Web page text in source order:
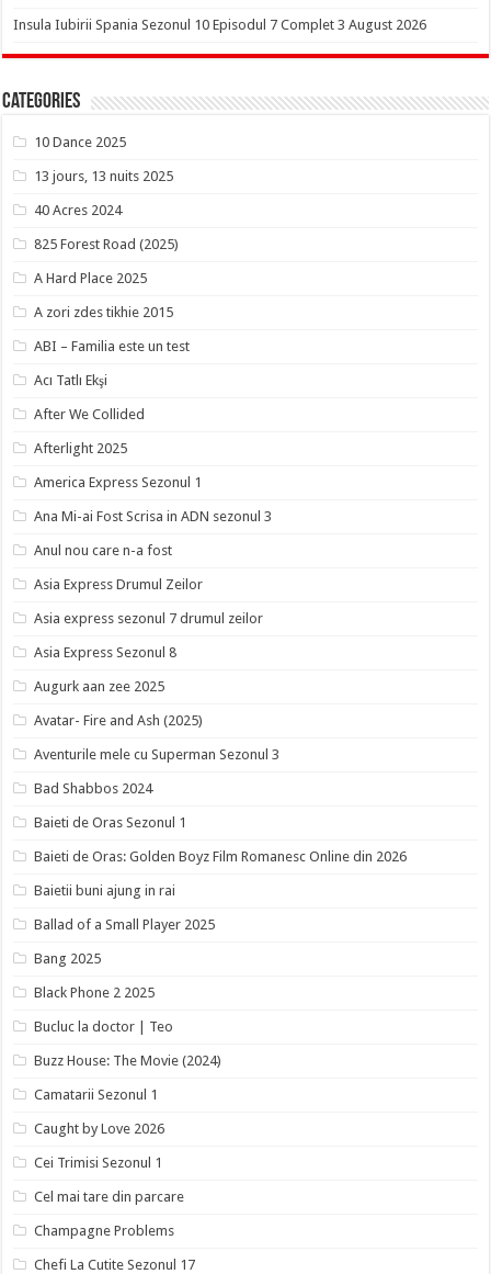
Insula Iubirii Spania Sezonul 10 Episodul 7 Complet 3 August 2026
Categories
10 Dance 2025
13 jours, 13 nuits 2025
40 Acres 2024
825 Forest Road (2025)
A Hard Place 2025
A zori zdes tikhie 2015
ABI – Familia este un test
Acı Tatlı Ekşi
After We Collided
Afterlight 2025
America Express Sezonul 1
Ana Mi-ai Fost Scrisa in ADN sezonul 3
Anul nou care n-a fost
Asia Express Drumul Zeilor
Asia express sezonul 7 drumul zeilor
Asia Express Sezonul 8
Augurk aan zee 2025
Avatar- Fire and Ash (2025)
Aventurile mele cu Superman Sezonul 3
Bad Shabbos 2024
Baieti de Oras Sezonul 1
Baieti de Oras: Golden Boyz Film Romanesc Online din 2026
Baietii buni ajung in rai
Ballad of a Small Player 2025
Bang 2025
Black Phone 2 2025
Bucluc la doctor | Teo
Buzz House: The Movie (2024)
Camatarii Sezonul 1
Caught by Love 2026
Cei Trimisi Sezonul 1
Cel mai tare din parcare
Champagne Problems
Chefi La Cutite Sezonul 17